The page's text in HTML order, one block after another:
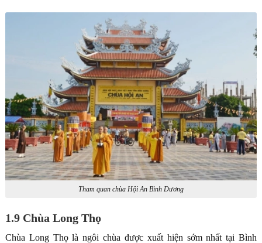
Tham quan chùa Hội An Bình Dương
1.9 Chùa Long Thọ
Chùa Long Thọ là ngôi chùa được xuất hiện sớm nhất tại Bình